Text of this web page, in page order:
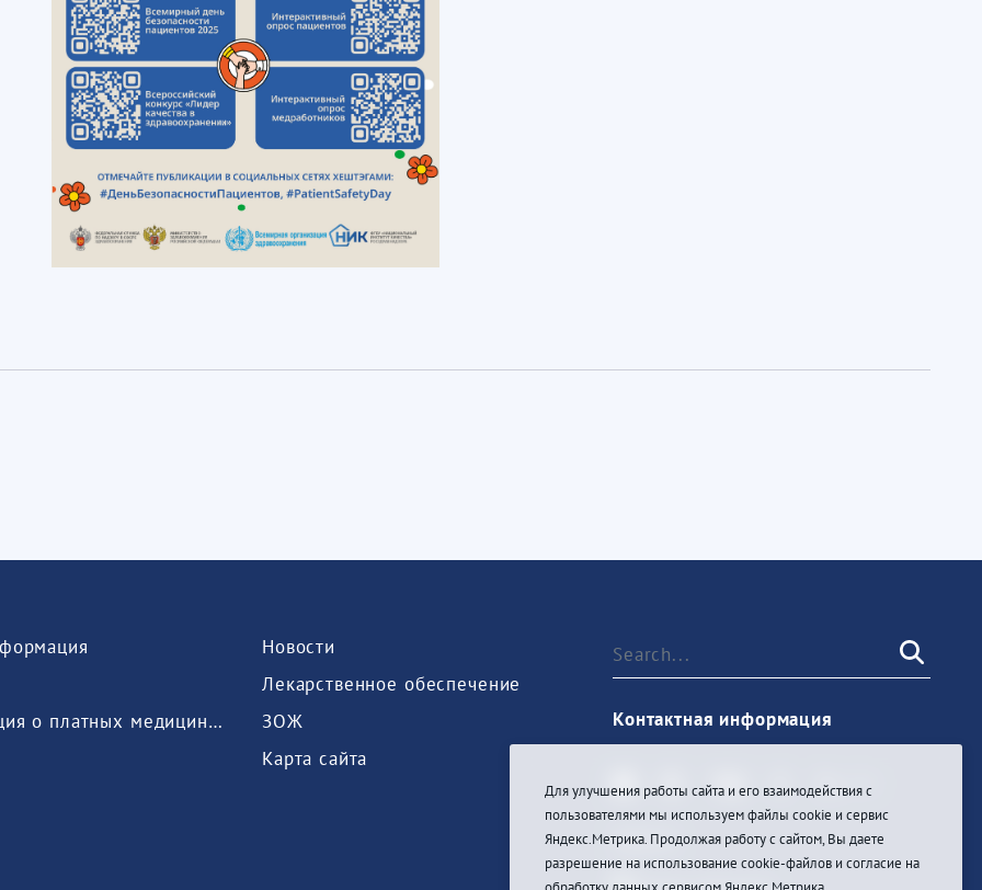
Информация о платных медицинских услугах, предоставляемых медицинской организацией
Новости
Лекарственное обеспечение
ЗОЖ
Карта сайта
Контактная информация
Sign In
Для улучшения работы сайта и его взаимодействия с
пользователями мы используем файлы cookie и сервис
Яндекс.Метрика. Продолжая работу с сайтом, Вы даете
разрешение на использование cookie-файлов и согласие на